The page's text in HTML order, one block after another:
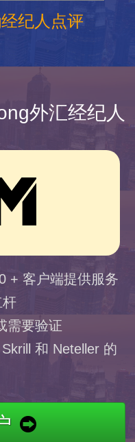
纪人点评
外汇经纪人
+ 客户端提供服务
杆
需要验证
和 Neteller 的